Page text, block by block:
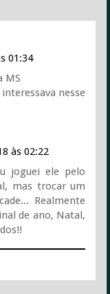
01:34
MS
nesse
às 02:22
joguei ele pelo
mas trocar um
Realmente
de ano, Natal,